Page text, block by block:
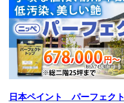
日本ペイント パーフェク